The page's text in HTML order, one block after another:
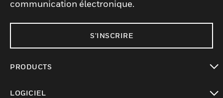
communication électronique.
S'INSCRIRE
PRODUCTS
LOGICIEL